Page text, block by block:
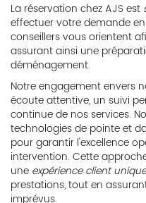
La réservation chez AJS est
effectuer votre demande
conseillers vous orientent
assurant ainsi une
déménagement.
Notre engagement envers
écoute attentive, un suivi
continue de nos services.
technologies de pointe et
pour garantir l'excellence
intervention. Cette
une expérience client unique
prestations, tout en
imprévus.